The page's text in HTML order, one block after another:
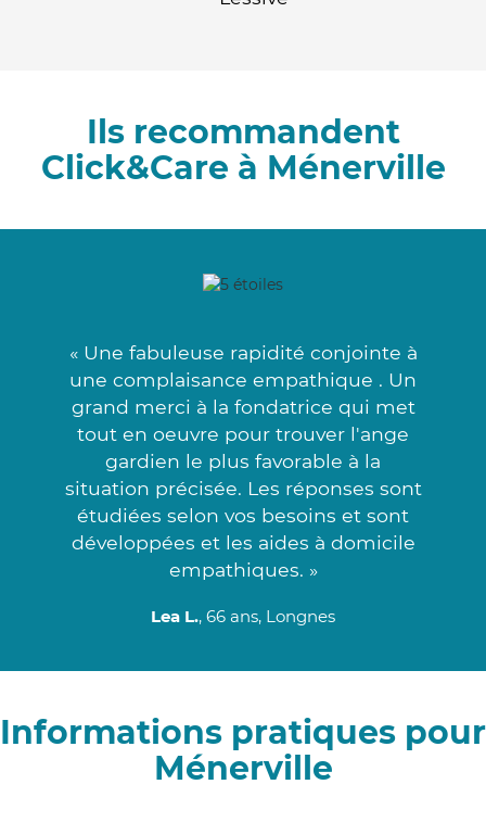
Ils recommandent
Click&Care à Ménerville
« Une fabuleuse rapidité conjointe à
une complaisance empathique . Un
grand merci à la fondatrice qui met
tout en oeuvre pour trouver l'ange
gardien le plus favorable à la
situation précisée. Les réponses sont
étudiées selon vos besoins et sont
développées et les aides à domicile
empathiques. »
Lea L., 66 ans, Longnes
Informations pratiques pour
Ménerville